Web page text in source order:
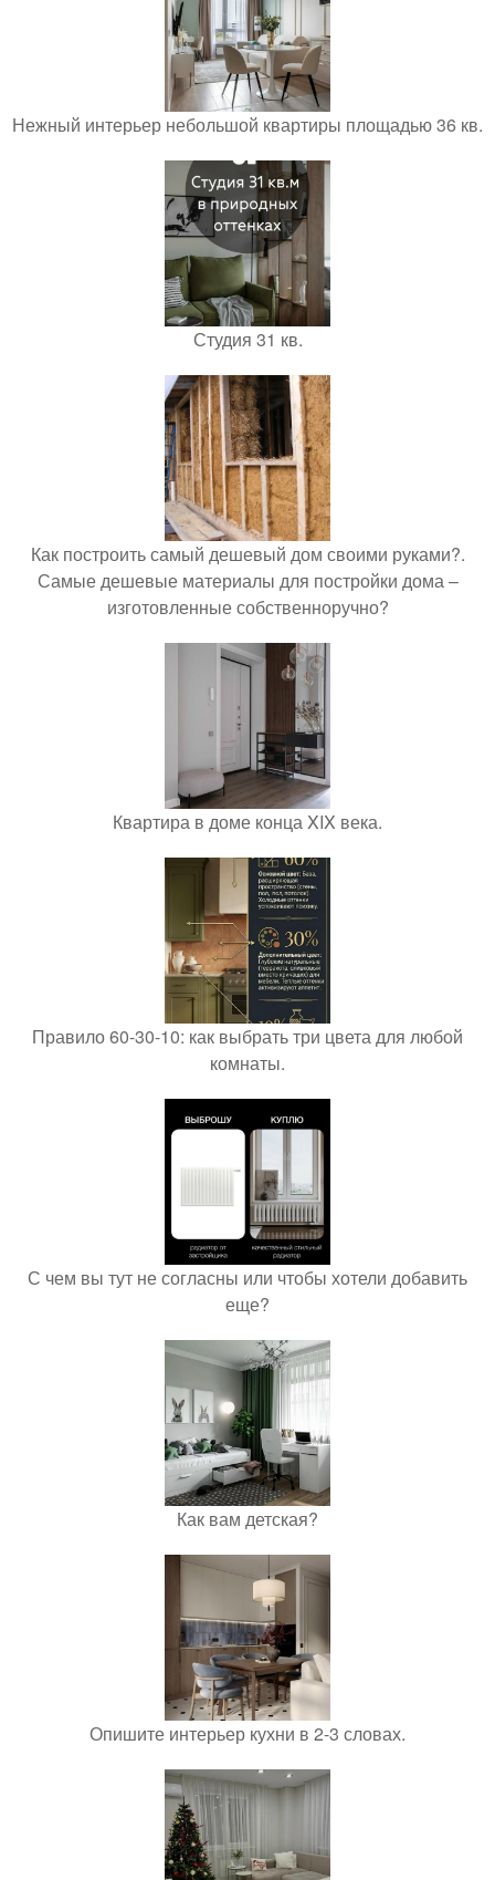
Нежный интерьер небольшой квартиры площадью 36 кв.
Студия 31 кв.
Как построить самый дешевый дом своими руками?.
Самые дешевые материалы для постройки дома –
изготовленные собственноручно?
Квартира в доме конца XIX века.
Правило 60-30-10: как выбрать три цвета для любой
комнаты.
С чем вы тут не согласны или чтобы хотели добавить
еще?
Как вам детская?
Опишите интерьер кухни в 2-3 словах.